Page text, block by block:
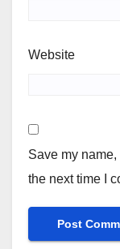
Website
Save my
the next time I